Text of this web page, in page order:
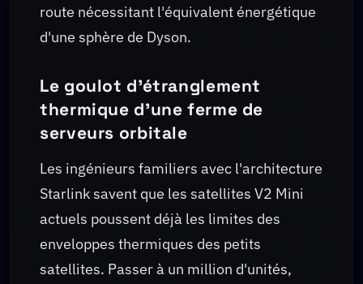
route nécessitant l'équivalent énergétique
d'une sphère de Dyson.
Le goulot d'étranglement
thermique d'une ferme de
serveurs orbitale
Les ingénieurs familiers avec l'architecture
Starlink savent que les satellites V2 Mini
actuels poussent déjà les limites des
enveloppes thermiques des petits
satellites. Passer à un million d'unités,